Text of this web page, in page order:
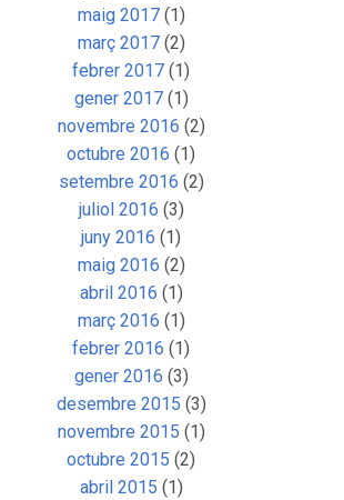
maig 2017(1)
març 2017(2)
febrer 2017 (1)
gener 2017(1)
novembre 2016 (2)
octubre 2016 (1)
setembre 2016 (2)
juliol 2016 (3)
juny 2016 (1)
maig 2016 (2)
abril 2016 (1)
març 2016 (1)
febrer 2016 (1)
gener 2016 (3)
desembre 2015 (3)
novembre 2015 (1)
octubre 2015 (2)
abril 2015 (1)